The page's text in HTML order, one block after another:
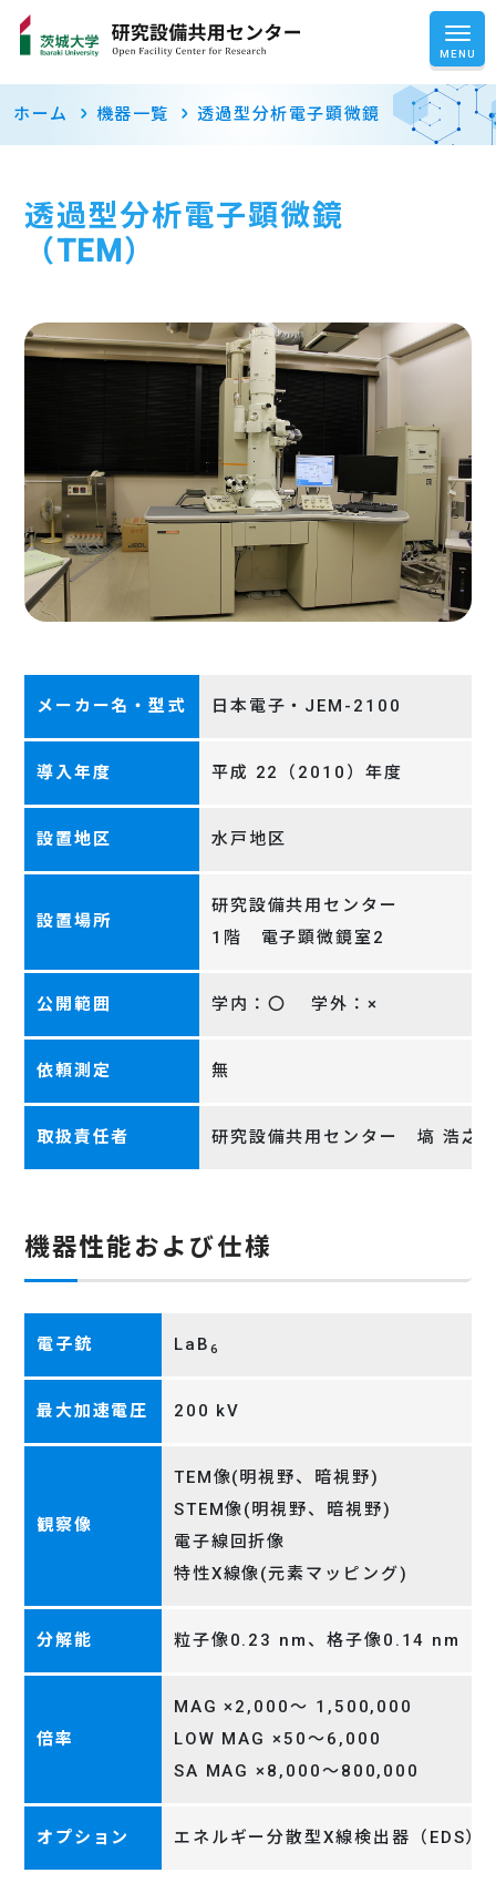
ホーム 機器一覧 透過型分析電子顕微鏡
透過型分析電子顕微鏡
（TEM）
メーカー名・型式 日本電子・JEM-2100
導入年度 平成 22（2010）年度
設置地区 水戸地区
設置場所
研究設備共用センター
1階 電子顕微鏡室2
公開範囲 学内：〇 学外：×
依頼測定 無
取扱責任者 研究設備共用センター 塙 浩之
機器性能および仕様
電子銃 LaB 6
最大加速電圧 200 kV
観察像
TEM像(明視野、暗視野)
STEM像(明視野、暗視野)
電子線回折像
特性X線像(元素マッピング)
分解能 粒子像0.23 nm、格子像0.14 nm
倍率
MAG ×2,000～ 1,500,000
LOW MAG ×50～6,000
SA MAG ×8,000～800,000
オプション エネルギー分散型X線検出器（